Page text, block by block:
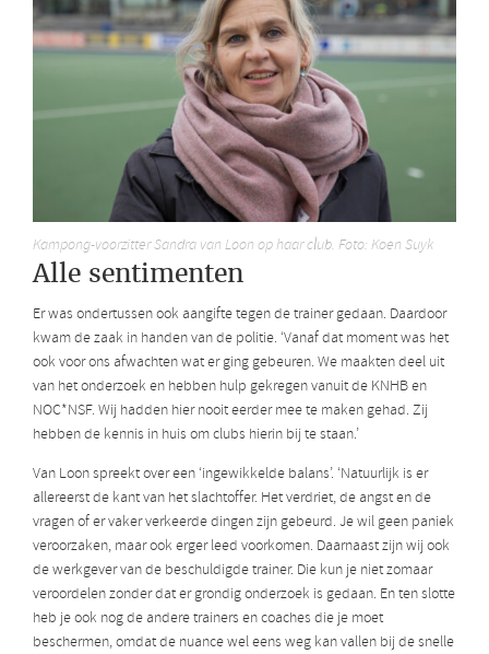
Kampong-voorzitter Sandra van Loon op haar club. Foto: Koen Suyk
Alle sentimenten
Er was ondertussen ook aangifte tegen de trainer gedaan. Daardoor
kwam de zaak in handen van de politie. ‘Vanaf dat moment was het
ook voor ons afwachten wat er ging gebeuren. We maakten deel uit
van het onderzoek en hebben hulp gekregen vanuit de KNHB en
NOC*NSF. Wij hadden hier nooit eerder mee te maken gehad. Zij
hebben de kennis in huis om clubs hierin bij te staan.’
Van Loon spreekt over een ‘ingewikkelde balans’. ‘Natuurlijk is er
allereerst de kant van het slachtoffer. Het verdriet, de angst en de
vragen of er vaker verkeerde dingen zijn gebeurd. Je wil geen paniek
veroorzaken, maar ook erger leed voorkomen. Daarnaast zijn wij ook
de werkgever van de beschuldigde trainer. Die kun je niet zomaar
veroordelen zonder dat er grondig onderzoek is gedaan. En ten slotte
heb je ook nog de andere trainers en coaches die je moet
beschermen, omdat de nuance wel eens weg kan vallen bij de snelle